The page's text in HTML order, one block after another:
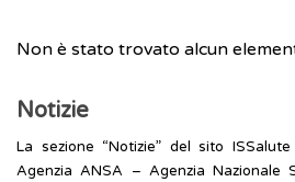
Non è stato trovato alcun
Notizie
La sezione “Notizie” del sito
Agenzia ANSA – Agenzia Nazionale